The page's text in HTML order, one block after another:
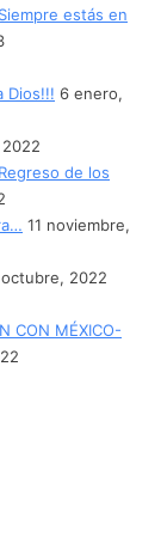
estás en
Dios!!! 6 enero,
de los
11 noviembre,
2022
CON MÉXICO-